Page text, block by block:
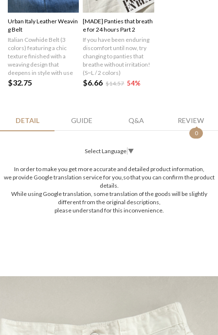
Urban Italy Leather Weavin
g Belt
Italian Cowhide Belt (3
colors) featuring a chic
texture finished with a
weaving design that
deepens in style with use
$32.75
[MADE] Panties that breath
e for 24 hours Part 2
If you have been enduring
discomfort until now, try
changing to panties that
breathe without irritation!
(S~L / 2 colors)
$6.66 $14.57 54%
DETAIL GUIDE Q&A REVIEW
0
Select Language ▼
In order to make you get more accurate and detailed product information,
we provide Google translation service for you,so that you can confirm the product
details.
While using Google translation, some translation of the goods will be slightly
different from the original descriptions,
please understand for this inconvenience.